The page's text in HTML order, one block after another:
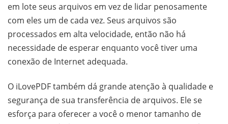
em lote seus arquivos em vez de lidar penosamente
com eles um de cada vez. Seus arquivos são
processados em alta velocidade, então não há
necessidade de esperar enquanto você tiver uma
conexão de Internet adequada.
O iLovePDF também dá grande atenção à qualidade e
segurança de sua transferência de arquivos. Ele se
esforça para oferecer a você o menor tamanho de